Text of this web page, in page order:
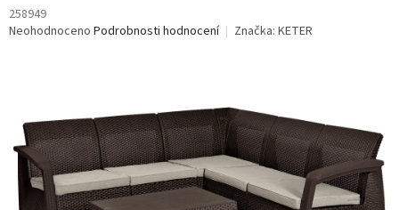
258949
Průměrné
hvězdiček.
Neohodnoceno Podrobnosti hodnocení Značka: KETER